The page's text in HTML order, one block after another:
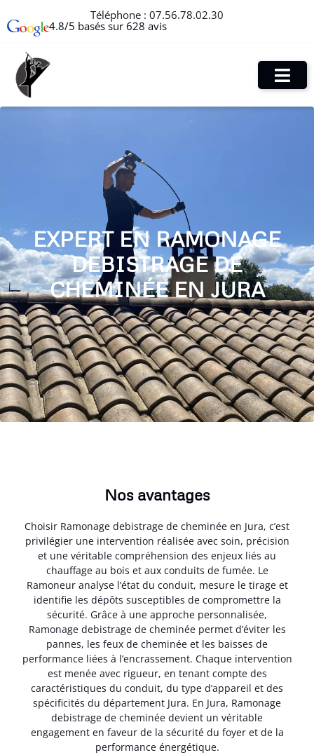
Téléphone : 07.56.78.02.30
4.8/5 basés sur 628 avis
EXPERT EN RAMONAGE
DEBISTRAGE DE
CHEMINÉE EN JURA
Nos avantages
Choisir Ramonage debistrage de cheminée en Jura, c’est
privilégier une intervention réalisée avec soin, précision
et une véritable compréhension des enjeux liés au
chauffage au bois et aux conduits de fumée. Le
Ramoneur analyse l’état du conduit, mesure le tirage et
identifie les dépôts susceptibles de compromettre la
sécurité. Grâce à une approche personnalisée,
Ramonage debistrage de cheminée permet d’éviter les
pannes, les feux de cheminée et les baisses de
performance liées à l’encrassement. Chaque intervention
est menée avec rigueur, en tenant compte des
caractéristiques du conduit, du type d’appareil et des
spécificités du département Jura. En Jura, Ramonage
debistrage de cheminée devient un véritable
engagement en faveur de la sécurité du foyer et de la
performance énergétique.